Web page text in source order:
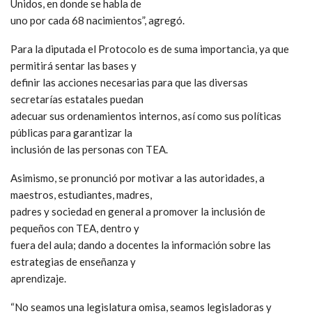
Unidos, en donde se habla de
uno por cada 68 nacimientos”, agregó.
Para la diputada el Protocolo es de suma importancia, ya que
permitirá sentar las bases y
definir las acciones necesarias para que las diversas
secretarías estatales puedan
adecuar sus ordenamientos internos, así como sus políticas
públicas para garantizar la
inclusión de las personas con TEA.
Asimismo, se pronunció por motivar a las autoridades, a
maestros, estudiantes, madres,
padres y sociedad en general a promover la inclusión de
pequeños con TEA, dentro y
fuera del aula; dando a docentes la información sobre las
estrategias de enseñanza y
aprendizaje.
“No seamos una legislatura omisa, seamos legisladoras y